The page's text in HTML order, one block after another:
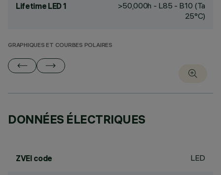
Lifetime LED 1
>50,000h - L85 - B10 (Ta
25°C)
GRAPHIQUES ET COURBES POLAIRES
DONNÉES ÉLECTRIQUES
ZVEI code LED